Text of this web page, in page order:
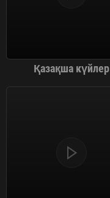
Қазақша күйлер